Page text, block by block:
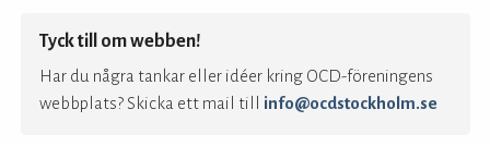
Tyck till om webben!
Har du några tankar eller idéer kring OCD-föreningens
webbplats? Skicka ett mail till info@ocdstockholm.se